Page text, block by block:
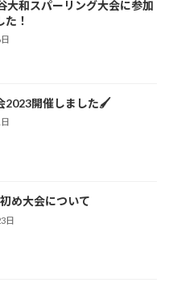
大和スパーリング大会に参加
た！
2023開催しました🖌
め大会について
日